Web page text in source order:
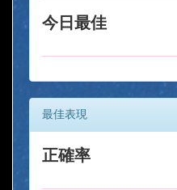
今日最佳
最佳表現
正確率